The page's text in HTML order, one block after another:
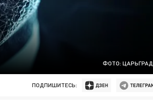
ФОТО: ЦАРЬГРАД
ПОДПИШИТЕСЬ: